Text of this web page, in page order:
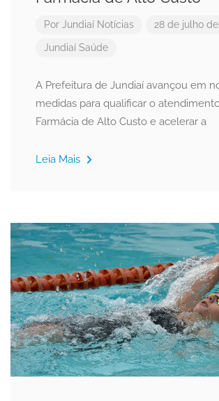
Por Jundiaí Notícias 28 de julho
Jundiaí Saúde
A Prefeitura de Jundiaí avançou em
medidas para qualificar o
Farmácia de Alto Custo e acelerar a
Leia Mais